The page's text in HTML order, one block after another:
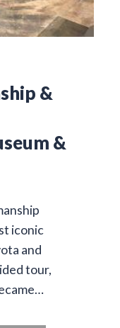
&
&
iconic
and
tour,